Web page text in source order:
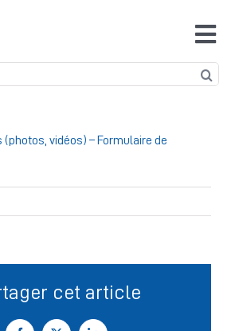
compétitions
(photos, vidéos) – Formulaire de
cet article